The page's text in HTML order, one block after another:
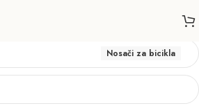
Nosači za bicikla